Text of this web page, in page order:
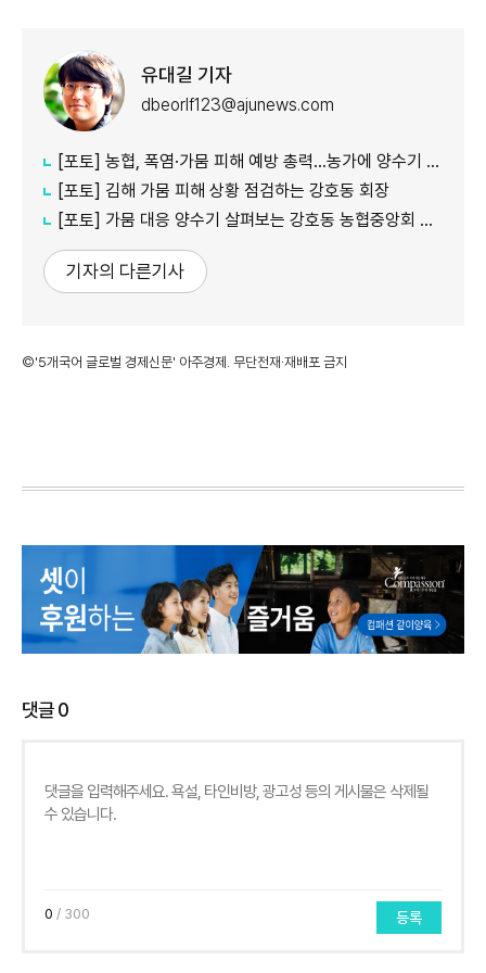
유대길 기자
dbeorlf123@ajunews.com
[포토] 농협, 폭염·가뭄 피해 예방 총력…농가에 양수기 지원
[포토] 김해 가뭄 피해 상황 점검하는 강호동 회장
[포토] 가뭄 대응 양수기 살펴보는 강호동 농협중앙회 회장
기자의 다른기사
©'5개국어 글로벌 경제신문' 아주경제. 무단전재·재배포 금지
댓글0
0 / 300 등록